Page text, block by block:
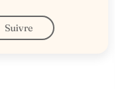
Suivre